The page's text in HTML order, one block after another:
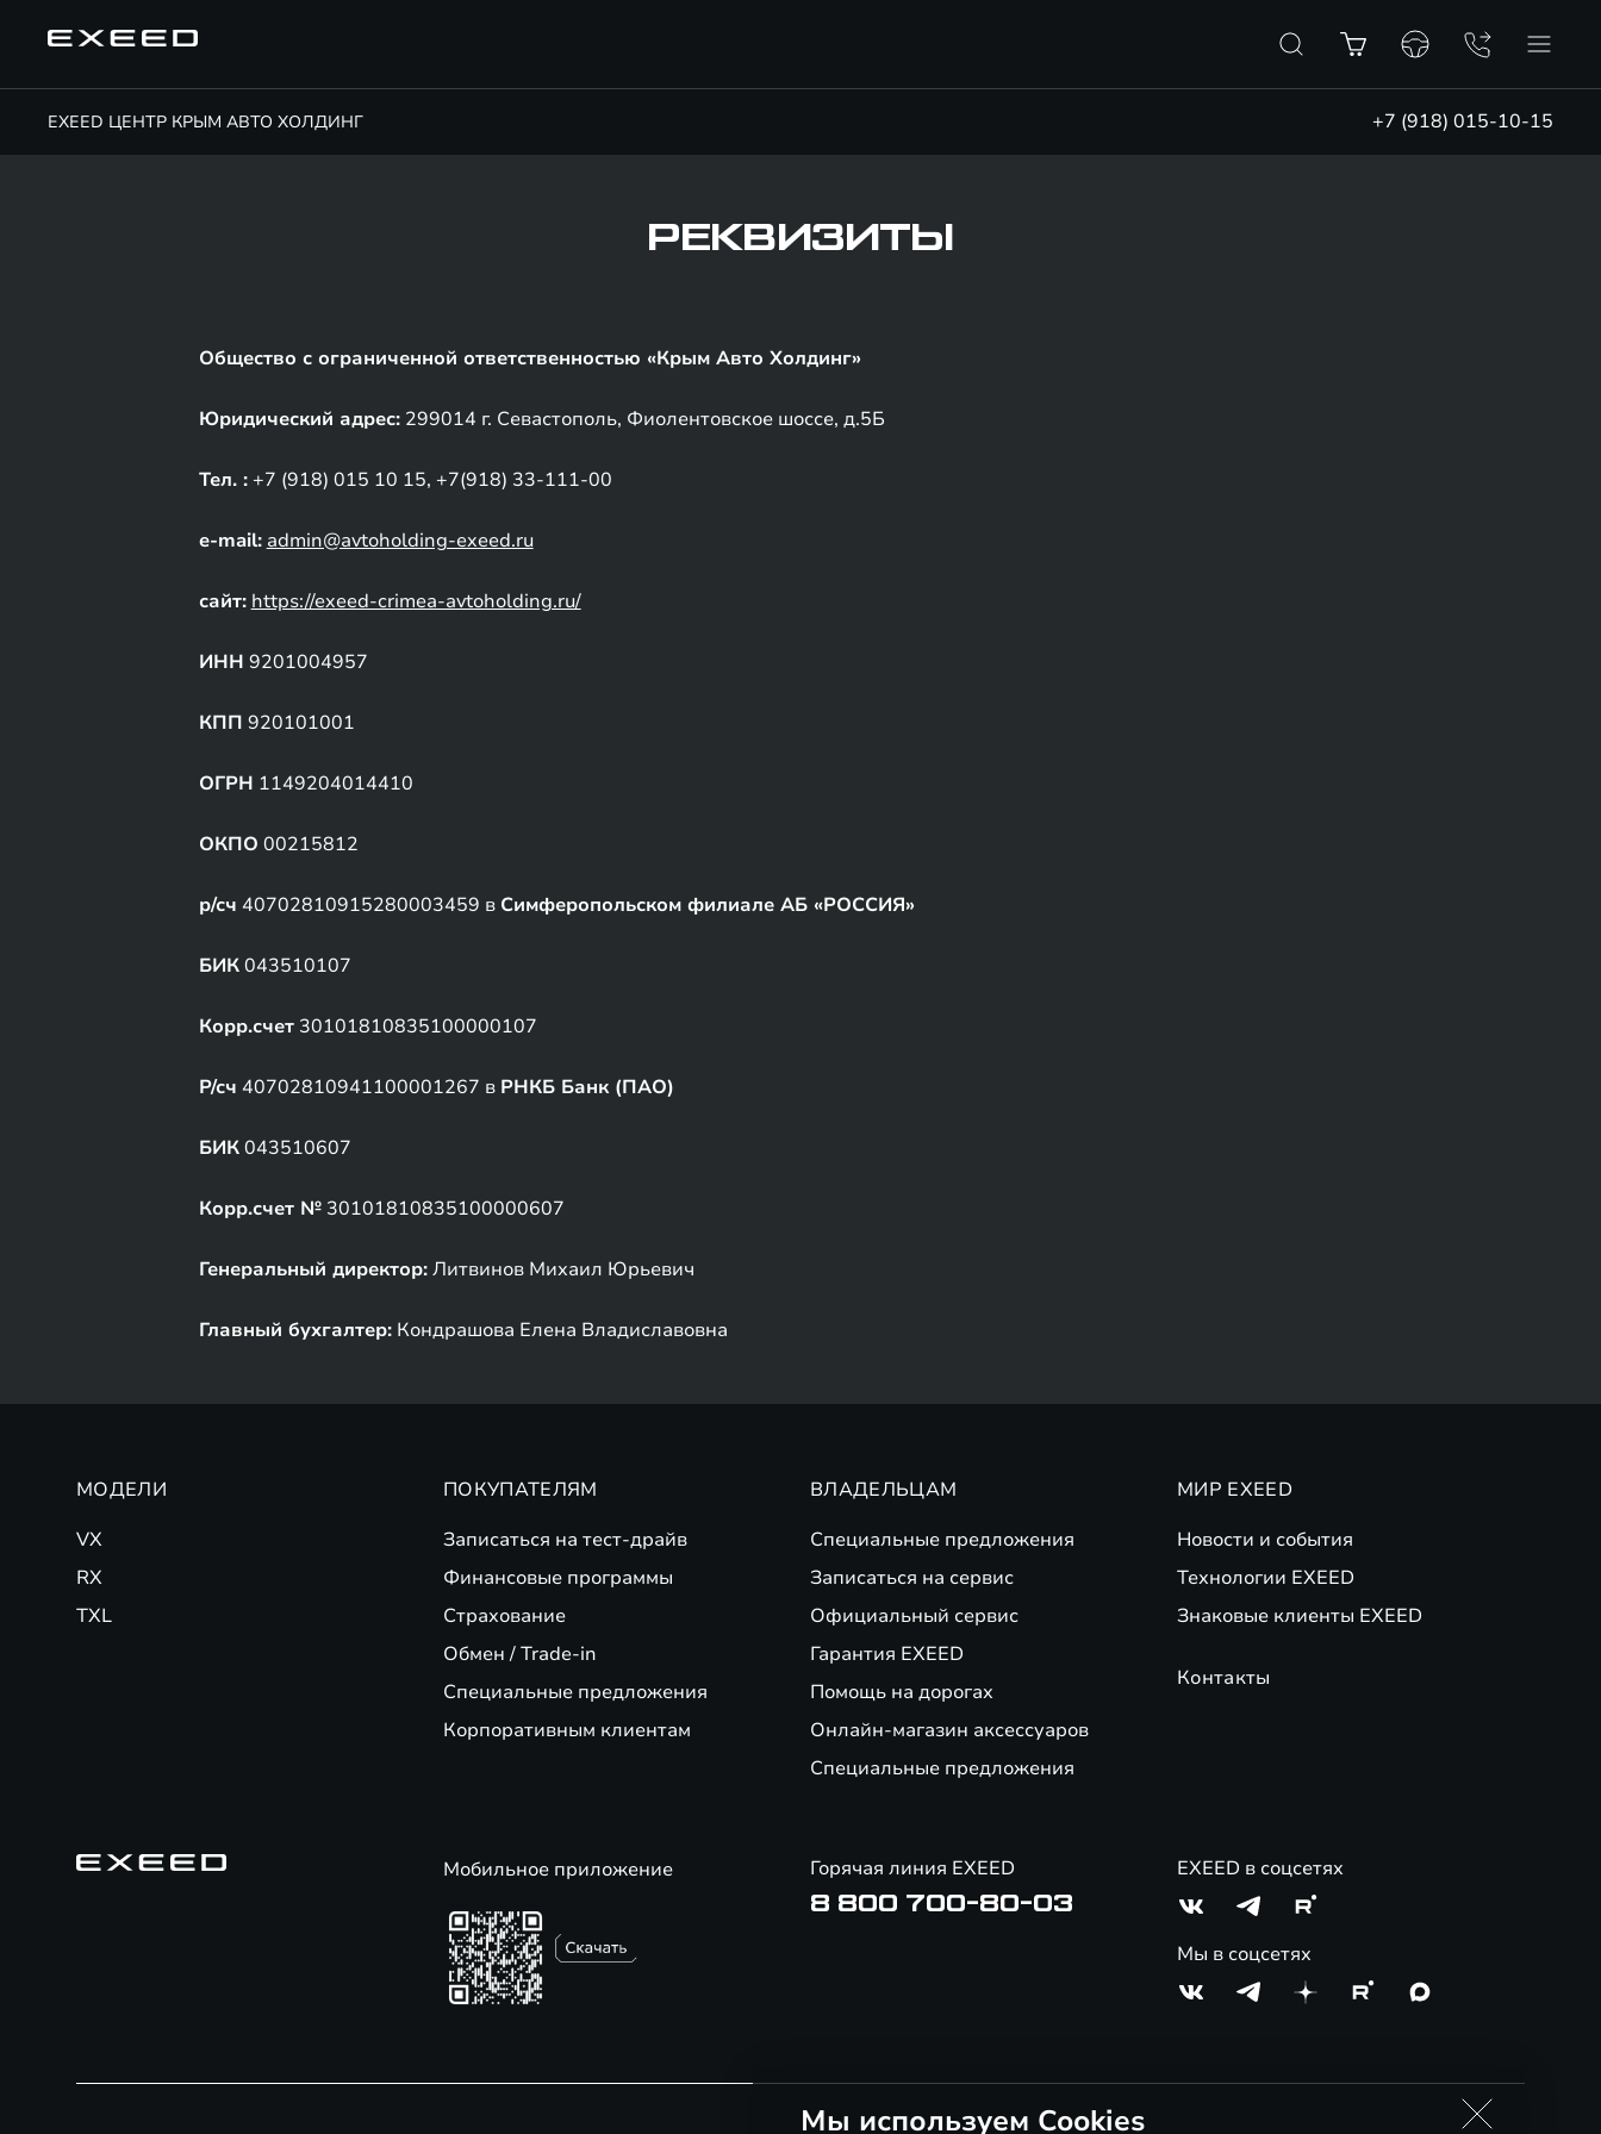
EXEED ЦЕНТР КРЫМ АВТО ХОЛДИНГ +7 (918) 015-10-15
РЕКВИЗИТЫ
Общество с ограниченной ответственностью «Крым Авто Холдинг»
Юридический адрес:299014 г. Севастополь, Фиолентовское шоссе, д.5Б
Тел. :+7 (918) 015 10 15, +7(918) 33-111-00
e-mail: admin@avtoholding-exeed.ru
сайт: https://exeed-crimea-avtoholding.ru/
ИНН 9201004957
КПП 920101001
ОГРН 1149204014410
ОКПО 00215812
р/сч 40702810915280003459 в Симферопольском филиале АБ «РОССИЯ»
БИК043510107
Корр.счет30101810835100000107
Р/сч 40702810941100001267 в РНКБ Банк (ПАО)
БИК043510607
Корр.счет №30101810835100000607
Генеральный директор:Литвинов Михаил Юрьевич
Главный бухгалтер:Кондрашова Елена Владиславовна
МОДЕЛИ
VX
RX
TXL
ПОКУПАТЕЛЯМ
Записаться на тест-драйв
Финансовые программы
Страхование
Обмен / Trade-in
Специальные предложения
Корпоративным клиентам
ВЛАДЕЛЬЦАМ
Специальные предложения
Записаться на сервис
Официальный сервис
Гарантия EXEED
Помощь на дорогах
Онлайн-магазин аксессуаров
Специальные предложения
МИР EXEED
Новости и события
Технологии EXEED
Знаковые клиенты EXEED
Контакты
Мобильное приложение Горячая линия EXEED
8 800 700-80-03
EXEED в соцсетях
Мы в соцсетях
Мы используем Cookies